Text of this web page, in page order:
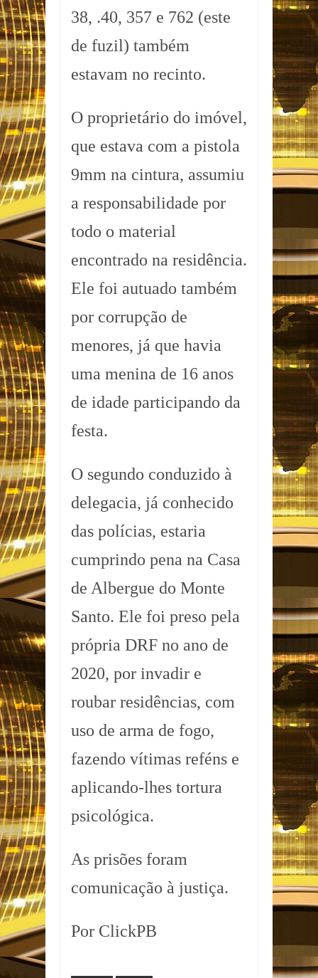
38, .40, 357 e 762 (este
de fuzil) também
estavam no recinto.
O proprietário do imóvel,
que estava com a pistola
9mm na cintura, assumiu
a responsabilidade por
todo o material
encontrado na residência.
Ele foi autuado também
por corrupção de
menores, já que havia
uma menina de 16 anos
de idade participando da
festa.
O segundo conduzido à
delegacia, já conhecido
das polícias, estaria
cumprindo pena na Casa
de Albergue do Monte
Santo. Ele foi preso pela
própria DRF no ano de
2020, por invadir e
roubar residências, com
uso de arma de fogo,
fazendo vítimas reféns e
aplicando-lhes tortura
psicológica.
As prisões foram
comunicação à justiça.
Por ClickPB